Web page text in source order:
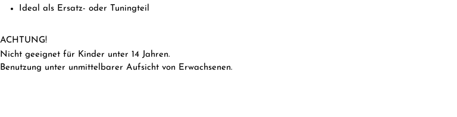
Ideal als Ersatz- oder Tuningteil
ACHTUNG!
Nicht geeignet für Kinder unter 14 Jahren.
Benutzung unter unmittelbarer Aufsicht von Erwachsenen.